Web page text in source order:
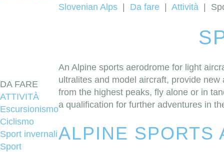
DA FARE
ATTIVITÀ
Escursionismo
Ciclismo
Sport invernali
Sport
Slovenian Alps Da fare Attività
An Alpine sports aerodrome for light
ultralites and model aircraft, provide
from the highest peaks, fly alone or in
a qualification for further adventures in
ALPINE SPORTS